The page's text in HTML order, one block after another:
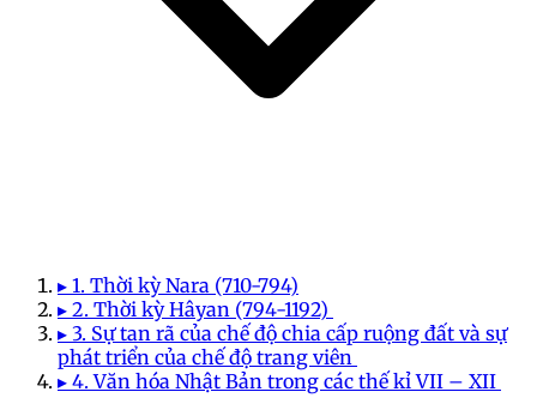
▸ 1. Thời kỳ Nara (710-794)
▸ 2. Thời kỳ Hâyan (794-1192)
▸ 3. Sự tan rã của chế độ chia cấp ruộng đất và sự
phát triển của chế độ trang viên
▸ 4. Văn hóa Nhật Bản trong các thế kỉ VII – XII